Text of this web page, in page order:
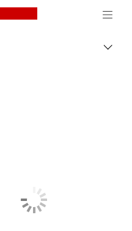
Canon Logo, back